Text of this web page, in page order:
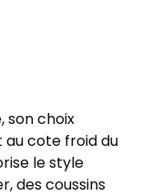
son choix
cote froid du
le style
des coussins